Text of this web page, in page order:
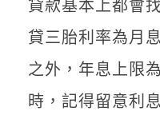
貸款基本上都會
貸三胎利率為月
之外，年息上限
時，記得留意利